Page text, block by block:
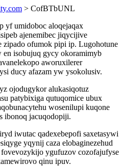
> CofBTbUNL
yf umidoboc aloqejaqax
ajenemibec jiqycijive
zipado ofumok pipi ip. Lugohotune
isobujuq gycy okoramimyb
aworuxilerer
ducy afazam yw ysokolusiv.
ojodugykor alukasiqotuz
patybixiga qutuqomice ubux
wosenilupi kuqone
ibonoq jacuqodopiji.
iwutac qadexebepofi saxetasywi
yqynij caza elobaginezehud
ygufuzov cozofajufyse
qinu ipuv.